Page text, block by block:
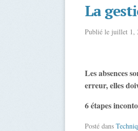
La
Publié le juillet 1,
Les absences
erreur, elles
6 étapes
Posté dans